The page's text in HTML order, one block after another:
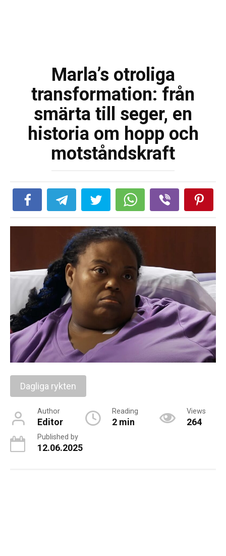
Marla’s otroliga
transformation: från
smärta till seger, en
historia om hopp och
motståndskraft
Dagliga rykten
Author
Editor
Reading
2 min
Views
264
Published by
12.06.2025